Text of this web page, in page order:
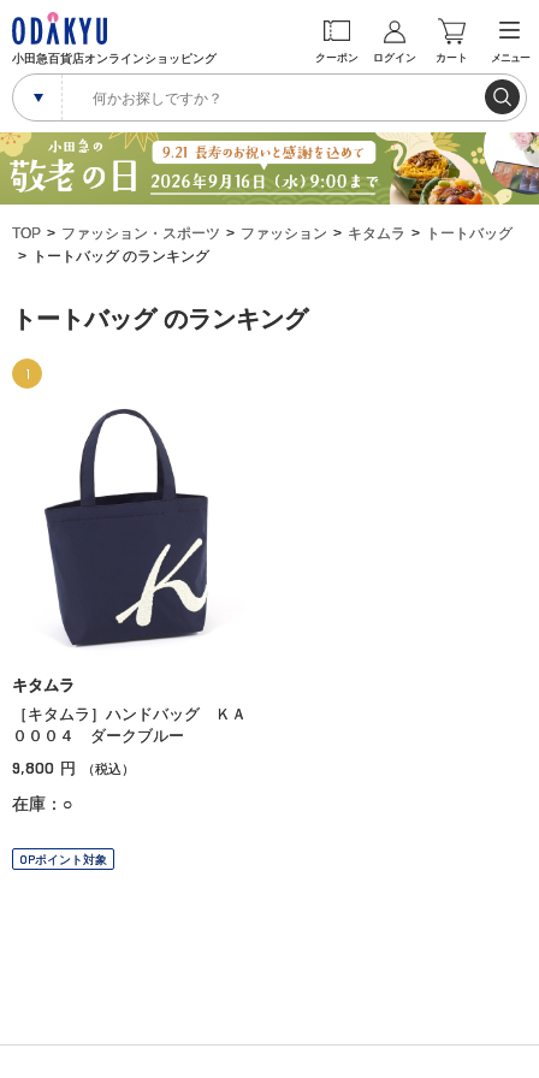
小田急百貨店オンラインショッピング クーポン ログイン カート メニュー
TOP ファッション・スポーツ ファッション キタムラ
トートバッグ
トートバッグ のランキング
トートバッグ のランキング
1
キタムラ
［キタムラ］ハンドバッグ ＫＡ
０００４ ダークブルー
9,800 円 （税込）
在庫：○
OPポイント対象